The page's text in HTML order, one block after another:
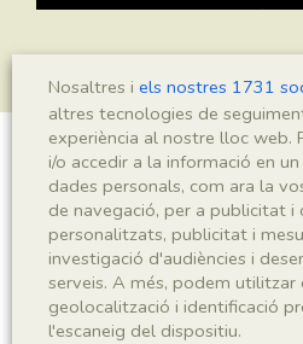
Montsechia
Sigla
MNHN 17011
Nosaltres i els nostres 1731
altres tecnologies de
experiència al nostre lloc web.
i/o accedir a la informació en
dades personals, com ara la
de navegació, per a publicitat i
personalitzats, publicitat i
investigació d'audiències i
serveis. A més, podem utilitzar
geolocalització i identificació
l'escaneig del dispositiu.